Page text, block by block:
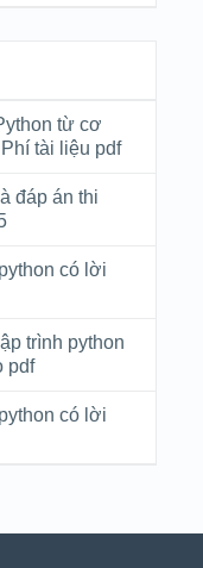
từ cơ
tài liệu pdf
đáp án thi
có lời
trình python
pdf
có lời